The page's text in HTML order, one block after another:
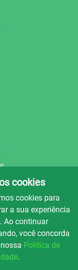
.
cookies
cookies para
a sua experiência
Ao continuar
você concorda
Política de
.